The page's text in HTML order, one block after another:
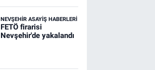
NEVŞEHIR ASAYIŞ HABERLERI
FETÖ firarisi
Nevşehir'de yakalandı